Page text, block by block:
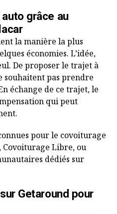
grâce au
la manière la plus
économies. L’idée,
De proposer le trajet à
souhaitent pas prendre
échange de ce trajet, le
qui peut
pour le covoiturage
Covoiturage Libre, ou
dédiés sur
Getaround pour